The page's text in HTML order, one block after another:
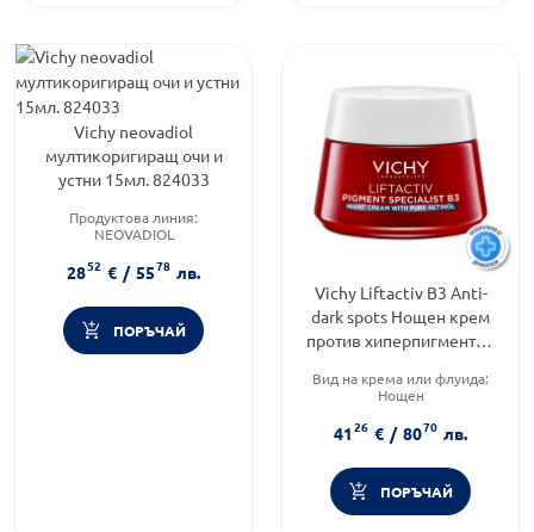
Vichy neovadiol
мултикоригиращ очи и
устни 15мл. 824033
Продуктова линия:
NEOVADIOL
Дермокозметика
Тип продукт:
Крем
2852 € / 5578 лв.
ПОРЪЧАЙ
Vichy Liftactiv B3 Anti-
dark spots Нощен крем
против хиперпигментни
50мл 873086
Вид на крема или флуида:
Нощен
Тип козметика:
Дермокозметика
4126 € / 8070 лв.
ПОРЪЧАЙ